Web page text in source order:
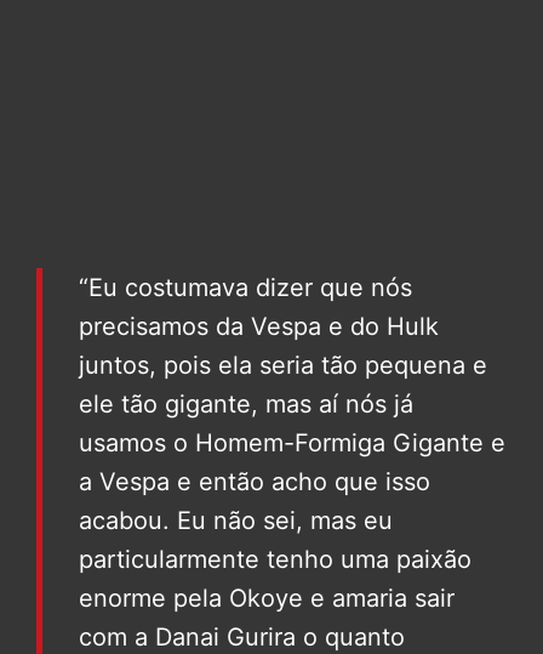
“Eu costumava dizer que nós
precisamos da Vespa e do Hulk
juntos, pois ela seria tão pequena e
ele tão gigante, mas aí nós já
usamos o Homem-Formiga Gigante e
a Vespa e então acho que isso
acabou. Eu não sei, mas eu
particularmente tenho uma paixão
enorme pela Okoye e amaria sair
com a Danai Gurira o quanto